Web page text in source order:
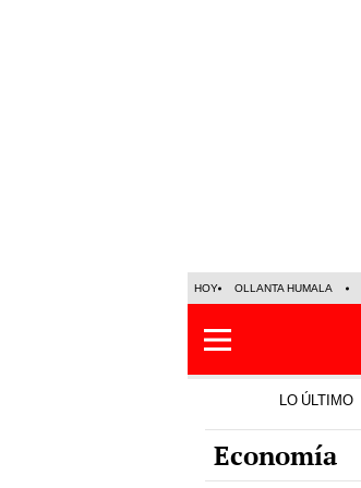
HOY OLLANTA HUMALA
LO ÚLTIMO
Economía